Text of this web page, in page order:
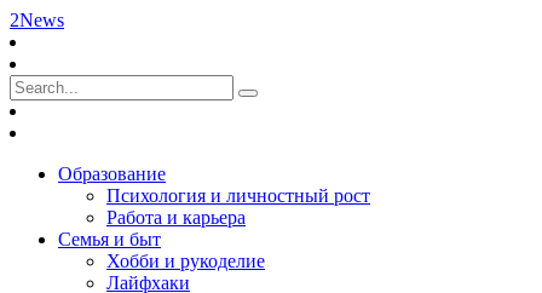
2News
Образование
Психология и личностный рост
Работа и карьера
Семья и быт
Хобби и рукоделие
Лайфхаки